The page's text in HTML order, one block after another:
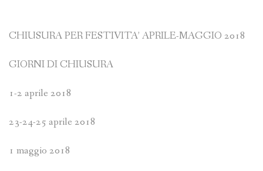
CHIUSURA PER FESTIVITA’ APRILE-MAGGIO 2018
GIORNI DI CHIUSURA
1-2 aprile 2018
23-24-25 aprile 2018
1 maggio 2018